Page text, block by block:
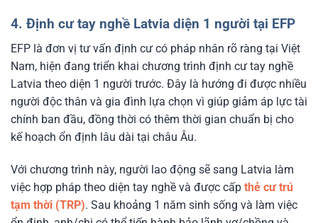
4. Định cư tay nghề Latvia diện 1 người tại EFP
EFP là đơn vị tư vấn định cư có pháp nhân rõ ràng tại Việt
Nam, hiện đang triển khai chương trình định cư tay nghề
Latvia theo diện 1 người trước. Đây là hướng đi được nhiều
người độc thân và gia đình lựa chọn vì giúp giảm áp lực tài
chính ban đầu, đồng thời có thêm thời gian chuẩn bị cho
kế hoạch ổn định lâu dài tại châu Âu.
Với chương trình này, người lao động sẽ sang Latvia làm
việc hợp pháp theo diện tay nghề và được cấp thẻ cư trú
tạm thời (TRP). Sau khoảng 1 năm sinh sống và làm việc